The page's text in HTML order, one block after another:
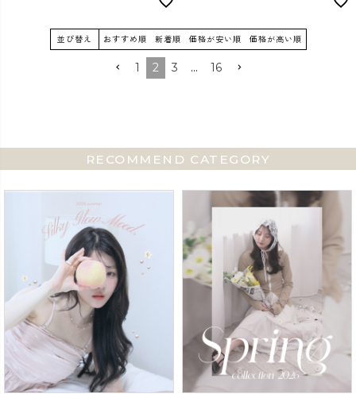
並び替え おすすめ順 新着順 価格が安い順 価格が高い順
1 2 3 … 16
RECOMMEND CATEGORY